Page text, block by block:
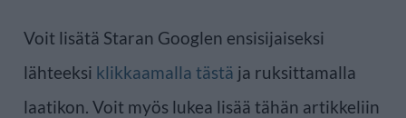
Voit lisätä Staran Googlen ensisijaiseksi
lähteeksi klikkaamalla tästä ja ruksittamalla
laatikon. Voit myös lukea lisää tähän artikkeliin